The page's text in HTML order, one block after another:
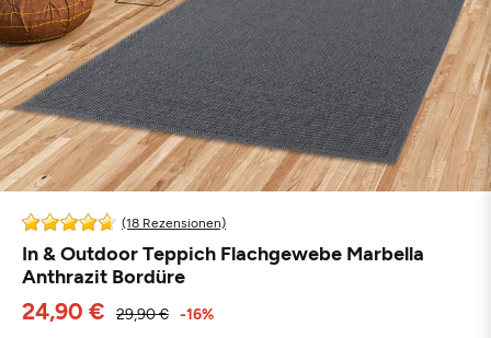
(18 Rezensionen)
In & Outdoor Teppich Flachgewebe Marbella
Anthrazit Bordüre
24,90 € 29,90 € -16%